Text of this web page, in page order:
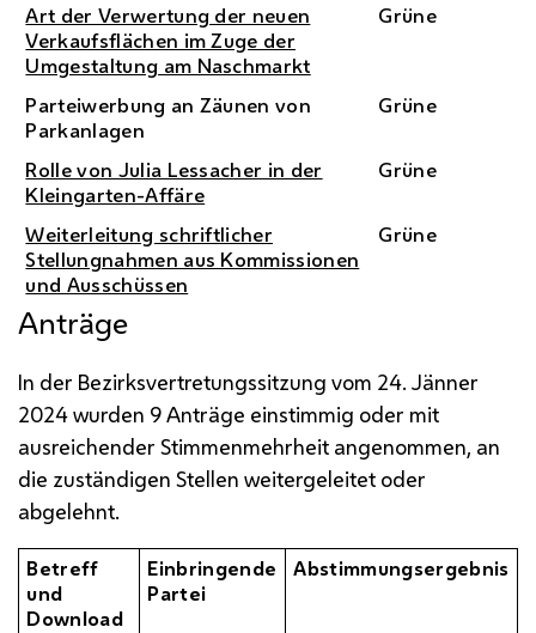
Art der Verwertung der neuen
Verkaufsflächen im Zuge der
Umgestaltung am Naschmarkt
Grüne
Parteiwerbung an Zäunen von
Parkanlagen
Grüne
Rolle von Julia Lessacher in der
Kleingarten-Affäre
Grüne
Weiterleitung schriftlicher
Stellungnahmen aus Kommissionen
und Ausschüssen
Grüne
Anträge
In der Bezirksvertretungssitzung vom 24. Jänner
2024 wurden 9 Anträge einstimmig oder mit
ausreichender Stimmenmehrheit angenommen, an
die zuständigen Stellen weitergeleitet oder
abgelehnt.
Betreff
und
Download
Einbringende
Partei
Abstimmungsergebnis